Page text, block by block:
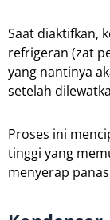
Saat diaktifkan,
refrigeran (zat
yang nantinya
setelah
Proses ini
tinggi yang
menyerap